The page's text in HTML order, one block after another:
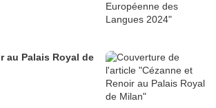
au Palais Royal de